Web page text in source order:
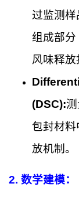
过监测
组成部
风味释放
(DSC):
包封材料
放机制。
2. 数学建模：